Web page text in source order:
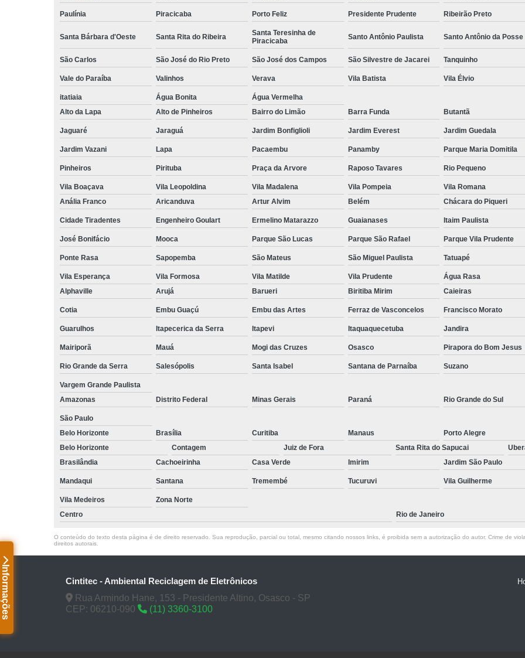
Informações
Paulínia Piracicaba Porto Feliz Presidente Prudente Ribeirão Preto
Santa Bárbara d'Oeste Santa Rita do Ribeira
Santa Teresinha de
Piracicaba
Santo Antônio Paulista Santo Antônio da Posse
São Carlos São José do Rio Preto São José dos Campos São Silvestre de Jacarei Tanquinho
Vale do Paraíba Valinhos Verava Vila Batista Vila Élvio
itatiaia Água Bonita
Água Vermelha
Alto da Lapa
Alto de Pinheiros Bairro do Limão Barra Funda Butantã
Jaguaré Jaraguá Jardim Bonfiglioli Jardim Everest Jardim Guedala
Jardim Vazani Lapa Pacaembu Panamby Parque Maria Domitila
Pinheiros Pirituba Praça da Arvore Raposo Tavares Rio Pequeno
Vila Boaçava Vila Leopoldina Vila Madalena Vila Pompeia Vila Romana
Anália Franco
Aricanduva Artur Alvim Belém Chácara do Piqueri
Cidade Tiradentes Engenheiro Goulart Ermelino Matarazzo Guaianases Itaim Paulista
José Bonifácio Mooca Parque São Lucas Parque São Rafael Parque Vila Prudente
Ponte Rasa Sapopemba São Mateus São Miguel Paulista Tatuapé
Vila Esperança Vila Formosa Vila Matilde Vila Prudente
Água Rasa
Alphaville
Arujá Barueri Biritiba Mirim Caieiras
Cotia Embu Guaçú Embu das Artes Ferraz de Vasconcelos Francisco Morato
Guarulhos Itapecerica da Serra Itapevi Itaquaquecetuba Jandira
Mairiporã Mauá Mogi das Cruzes Osasco Pirapora do Bom Jesus
Rio Grande da Serra Salesópolis Santa Isabel Santana de Parnaíba Suzano
Vargem Grande Paulista
Amazonas
Distrito Federal Minas Gerais Paraná Rio Grande do Sul
São Paulo
Belo Horizonte
Brasília Curitiba Manaus Porto Alegre
Belo Horizonte
Contagem Juiz de Fora Santa Rita do Sapucai
Brasilândia
Cachoeirinha Casa Verde Imirim Jardim São Paulo
Mandaqui Santana Tremembé Tucuruvi Vila Guilherme
Vila Medeiros
Zona Norte
Centro
Rio de Janeiro
O conteúdo do texto desta página é de direito reservado. Sua reprodução, parcial ou total, mesmo citando nossos links, é proibida sem a autorização do autor. Crime de
direitos autorais
Cintitec - Ambiental Reciclagem de Eletrônicos
Rua Armindo Hane, 153 - Presidente Altino, Osasco - SP
CEP: 06210-090
(11) 3360-3100